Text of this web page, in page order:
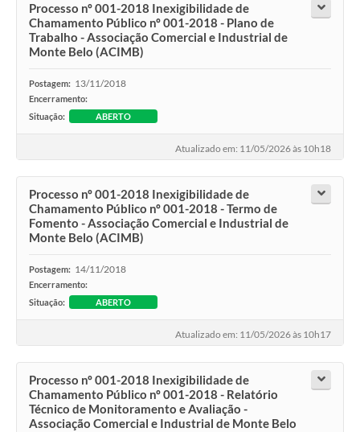
Processo nº 001-2018 Inexigibilidade de
Chamamento Público nº 001-2018 - Plano de
Trabalho - Associação Comercial e Industrial de
Monte Belo (ACIMB)
Postagem: 13/11/2018
Encerramento:
Situação:
ABERTO
Atualizado em: 11/05/2026 às 10h18
Processo nº 001-2018 Inexigibilidade de
Chamamento Público nº 001-2018 - Termo de
Fomento - Associação Comercial e Industrial de
Monte Belo (ACIMB)
Postagem: 14/11/2018
Encerramento:
Situação:
ABERTO
Atualizado em: 11/05/2026 às 10h17
Processo nº 001-2018 Inexigibilidade de
Chamamento Público nº 001-2018 - Relatório
Técnico de Monitoramento e Avaliação -
Associação Comercial e Industrial de Monte Belo